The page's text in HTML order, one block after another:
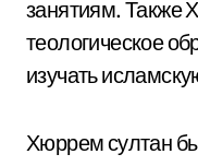
занятиям. Также
теологическое
изучать
Хюррем султан